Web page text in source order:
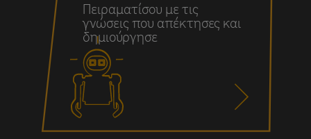
Πειραματίσου με τις
γνώσεις που απέκτησες και
δημιούργησε